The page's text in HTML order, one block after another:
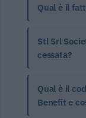
Qual è il
Stl Srl
cessata?
Qual è il
Benefit e